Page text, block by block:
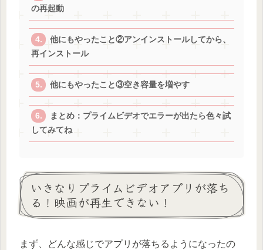
の再起動
他にもやったこと②アンインストールしてから、
再インストール
他にもやったこと③空き容量を増やす
まとめ：プライムビデオでエラーが出たら色々試
してみてね
いきなりプライムビデオアプリが落ち
る！映画が再生できない！
まず、どんな感じでアプリが落ちるようになったの